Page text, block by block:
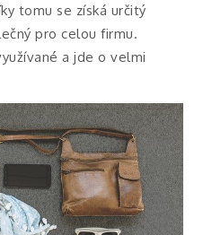
tomu se získá určitý
pro celou firmu.
a jde o velmi